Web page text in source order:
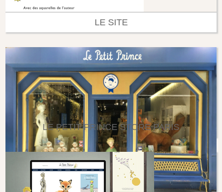
LE SITE
LE PETIT PRINCE STORE PARIS